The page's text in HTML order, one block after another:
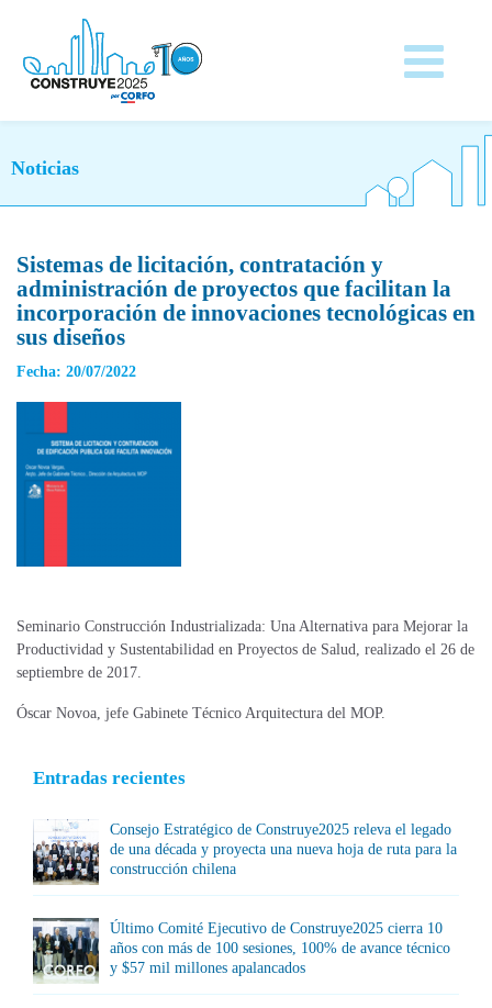
Noticias
Sistemas de licitación, contratación y
administración de proyectos que facilitan la
incorporación de innovaciones tecnológicas en
sus diseños
Fecha: 20/07/2022
Seminario Construcción Industrializada: Una Alternativa para Mejorar la
Productividad y Sustentabilidad en Proyectos de Salud, realizado el 26 de
septiembre de 2017.
Óscar Novoa, jefe Gabinete Técnico Arquitectura del MOP.
Entradas recientes
Consejo Estratégico de Construye2025 releva el legado
de una década y proyecta una nueva hoja de ruta para la
construcción chilena
Último Comité Ejecutivo de Construye2025 cierra 10
años con más de 100 sesiones, 100% de avance técnico
y $57 mil millones apalancados